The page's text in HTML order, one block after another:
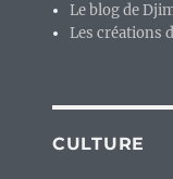
Le blog de
Les créations
CULTURE